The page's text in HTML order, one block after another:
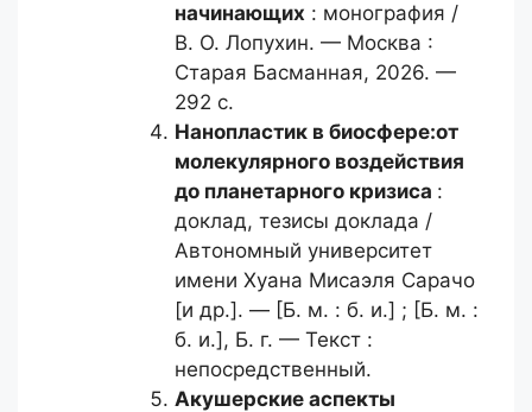
начинающих : монография /
В. О. Лопухин. — Москва :
Старая Басманная, 2026. —
292 с.
Нанопластик в биосфере:от
молекулярного воздействия
до планетарного кризиса :
доклад, тезисы доклада /
Автономный университет
имени Хуана Мисаэля Сарачо
[и др.]. — [Б. м. : б. и.] ; [Б. м. :
б. и.], Б. г. — Текст :
непосредственный.
Акушерские аспекты